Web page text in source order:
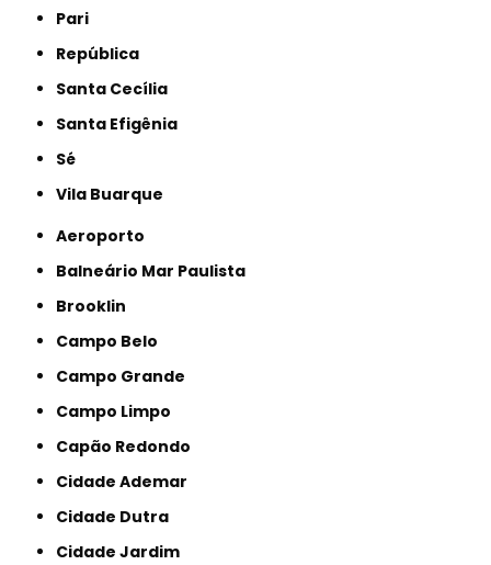
Pari
República
Santa Cecília
Santa Efigênia
Sé
Vila Buarque
Aeroporto
Balneário Mar Paulista
Brooklin
Campo Belo
Campo Grande
Campo Limpo
Capão Redondo
Cidade Ademar
Cidade Dutra
Cidade Jardim